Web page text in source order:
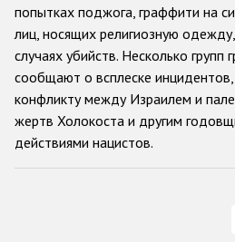
Проекты
Организации
Государства-
попытках поджога, граффити на
лиц, носящих религиозную
случаях убийств. Несколько
сообщают о всплеске
конфликту между Израилем и
жертв Холокоста и другим
действиями нацистов.
Государства-участники ОБСЕ
антисемитизм в 1990 году. На